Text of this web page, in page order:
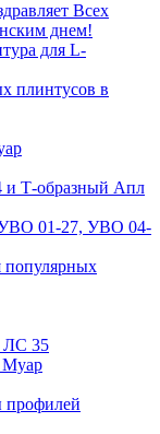
Всех
днем!
для L-
плинтусов в
и Т-образный Апл
УВО 01-27, УВО 04-
популярных
ЛС 35
Муар
профилей